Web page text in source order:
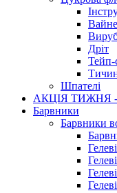
Дріт
Тейп-
Шпателі
АКЦІЯ ТИЖНЯ
Барвники
Барвники